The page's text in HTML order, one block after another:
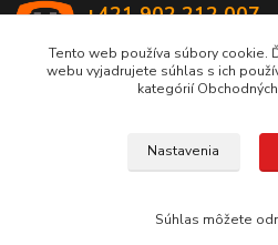
+421 902 212 007
Copyright © 2017-2027
Tento web používa súbory cookie.
webu vyjadrujete súhlas s ich
kategórií
Nastavenia
Súhlas môžete